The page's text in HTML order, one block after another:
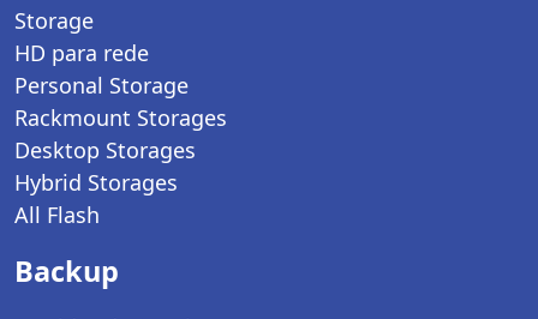
Storage
HD para rede
Personal Storage
Rackmount Storages
Desktop Storages
Hybrid Storages
All Flash
Backup